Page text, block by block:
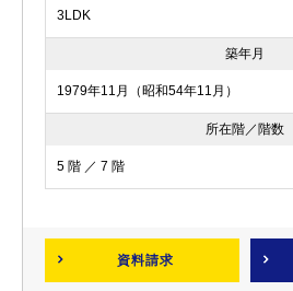
3LDK
築年月
1979年11月（昭和54年11月）
所在階／階数
5 階 ／ 7 階
資料請求